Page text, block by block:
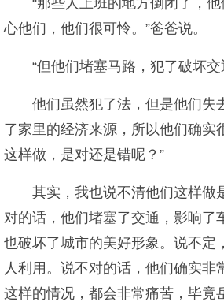
“那些人上班的地方倒闭了，
心他们，他们很可怜。”爸爸说。
“但他们堵塞马路，犯了破坏
他们虽然犯了法，但是他们失
了家里的经济来源，所以他们确实
这样做，是对还是错呢？”
其实，我也说不清他们这样做
对的话，他们堵塞了交通，影响了
也破坏了城市的美好形象。说不定
人利用。说不对的话，他们确实非
这样的情况，都会非常痛苦，毕竟